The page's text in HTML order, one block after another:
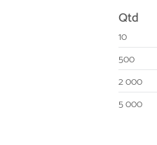
Qtd
10
500
2 000
5 000